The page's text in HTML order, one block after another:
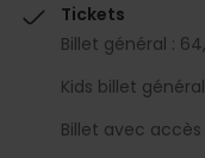
Tickets
Billet général :
Kids billet
Billet avec